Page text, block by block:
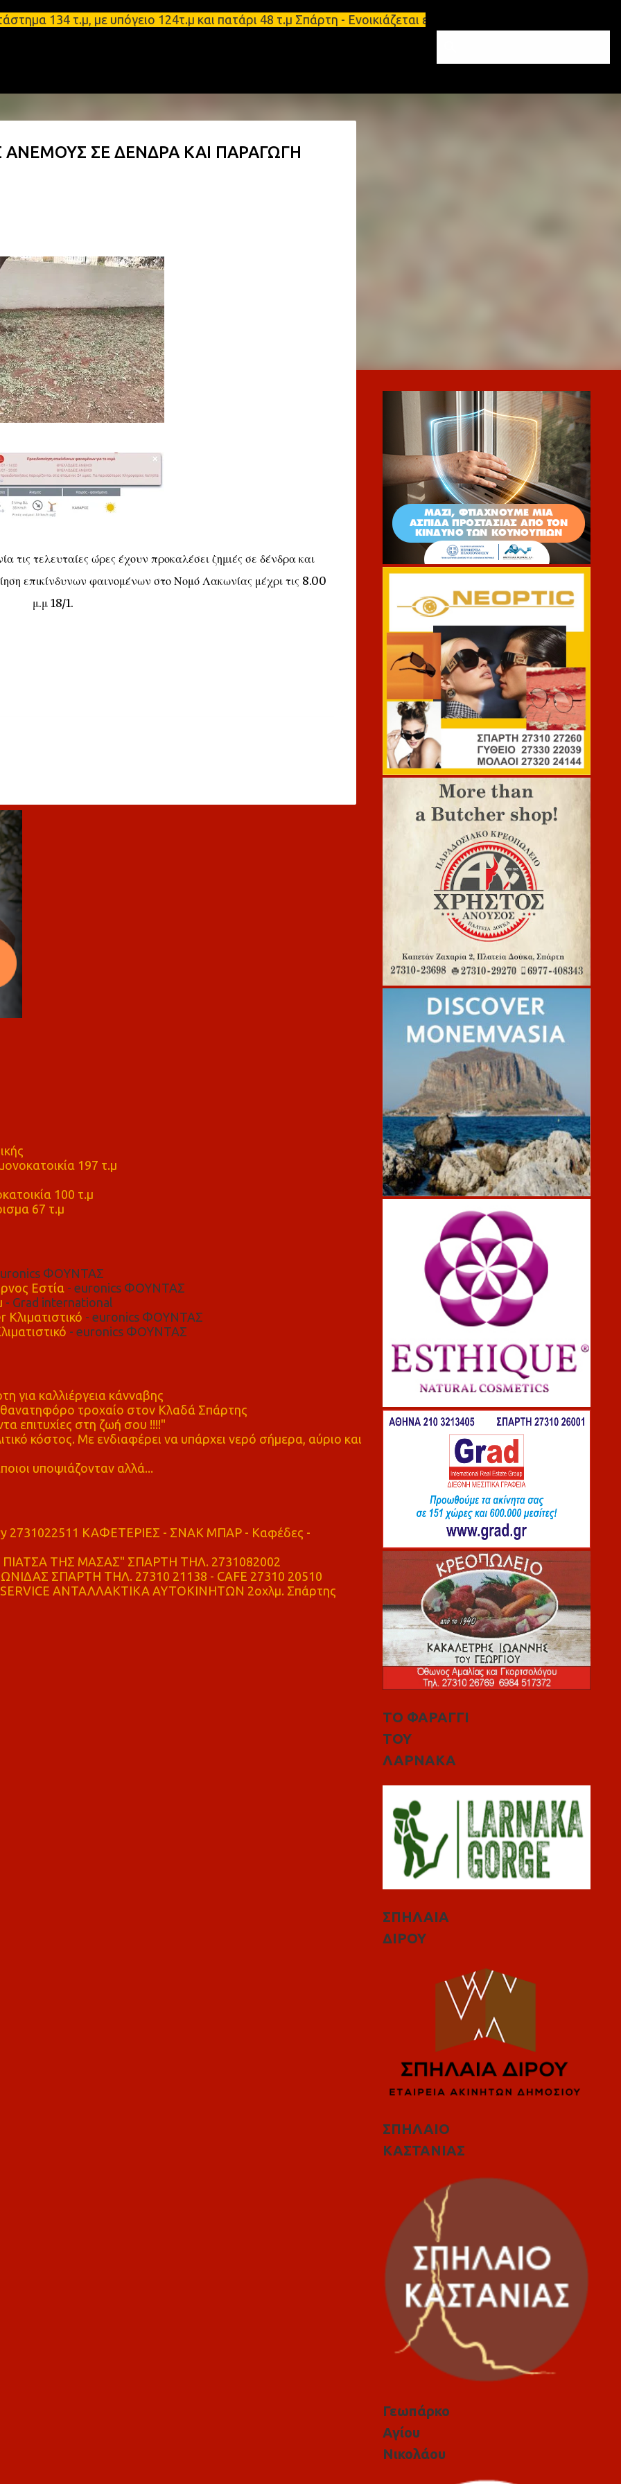
Μετάβαση στο κύριο περιεχόμενο
134 τ.μ, με υπόγειο 124τ.μ και πατάρι 48 τ.μ Σπάρτη - Ενοικιάζεται επιπλωμένο διαμέρισμα
ΑΝΕΜΟΥΣ ΣΕ ΔΕΝΔΡΑ ΚΑΙ ΠΑΡΑΓΩΓΗ
τις τελευταίες ώρες έχουν προκαλέσει ζημιές σε δένδρα και
επικίνδυνων φαινομένων στο Νομό Λακωνίας μέχρι τις 8.00
μ.μ 18/1.
197 τ.μ
100 τ.μ
67 τ.μ
ΦΟΥΝΤΑΣ
Εστία - euronics ΦΟΥΝΤΑΣ
- Grad international
- euronics ΦΟΥΝΤΑΣ
- euronics ΦΟΥΝΤΑΣ
καλλιέργεια κάνναβης
τροχαίο στον Κλαδά Σπάρτης
επιτυχίες στη ζωή σου !!!!"
κόστος. Με ενδιαφέρει να υπάρχει νερό σήμερα, αύριο και
υποψιάζονταν αλλά...
2731022511 ΚΑΦΕΤΕΡΙΕΣ - ΣΝΑΚ ΜΠΑΡ - Καφέδες -
ΤΗΣ ΜΑΣΑΣ" ΣΠΑΡΤΗ ΤΗΛ. 2731082002
ΣΠΑΡΤΗ ΤΗΛ. 27310 21138 - CAFE 27310 20510
ΑΝΤΑΛΛΑΚΤΙΚΑ ΑΥΤΟΚΙΝΗΤΩΝ 2οχλμ. Σπάρτης
ΤΟ ΦΑΡΑΓΓΙ
ΤΟΥ
ΛΑΡΝΑΚΑ
ΣΠΗΛΑΙΑ
ΔΙΡΟΥ
ΣΠΗΛΑΙΟ
ΚΑΣΤΑΝΙΑΣ
Γεωπάρκο
Αγίου
Νικολάου